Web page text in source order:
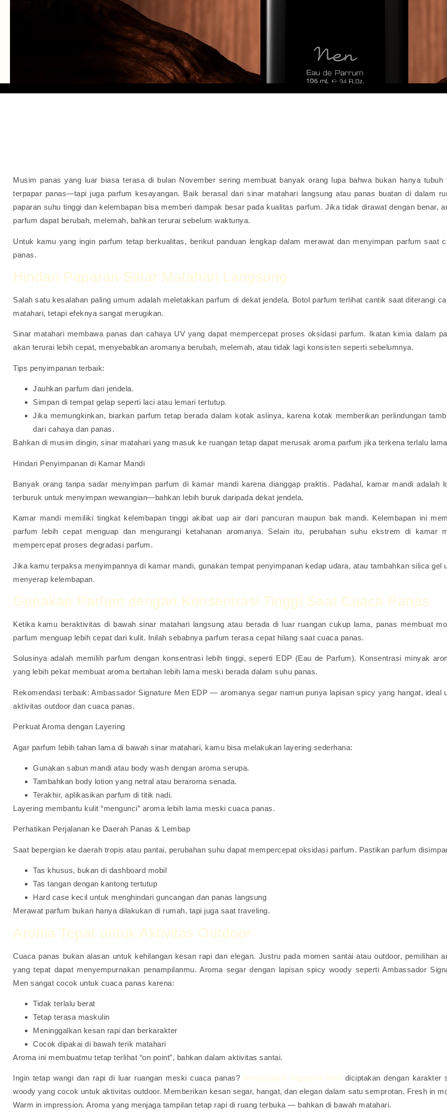
Musim panas yang luar biasa terasa di bulan November sering membuat banyak orang lupa bahwa bukan hanya tubuh
terpapar panas—tapi juga parfum kesayangan. Baik berasal dari sinar matahari langsung atau panas buatan di dalam
paparan suhu tinggi dan kelembapan bisa memberi dampak besar pada kualitas parfum. Jika tidak dirawat dengan benar,
parfum dapat berubah, melemah, bahkan terurai sebelum waktunya.
Untuk kamu yang ingin parfum tetap berkualitas, berikut panduan lengkap dalam merawat dan menyimpan parfum saat
panas.
Hindari Paparan Sinar Matahari Langsung
Salah satu kesalahan paling umum adalah meletakkan parfum di dekat jendela. Botol parfum terlihat cantik saat diterangi
matahari, tetapi efeknya sangat merugikan.
Sinar matahari membawa panas dan cahaya UV yang dapat mempercepat proses oksidasi parfum. Ikatan kimia dalam
akan terurai lebih cepat, menyebabkan aromanya berubah, melemah, atau tidak lagi konsisten seperti sebelumnya.
Tips penyimpanan terbaik:
Jauhkan parfum dari jendela.
Simpan di tempat gelap seperti laci atau lemari tertutup.
Jika memungkinkan, biarkan parfum tetap berada dalam kotak aslinya, karena kotak memberikan perlindungan
dari cahaya dan panas.
Bahkan di musim dingin, sinar matahari yang masuk ke ruangan tetap dapat merusak aroma parfum jika terkena terlalu
Hindari Penyimpanan di Kamar Mandi
Banyak orang tanpa sadar menyimpan parfum di kamar mandi karena dianggap praktis. Padahal, kamar mandi adalah
terburuk untuk menyimpan wewangian—bahkan lebih buruk daripada dekat jendela.
Kamar mandi memiliki tingkat kelembapan tinggi akibat uap air dari pancuran maupun bak mandi. Kelembapan ini
parfum lebih cepat menguap dan mengurangi ketahanan aromanya. Selain itu, perubahan suhu ekstrem di kamar
mempercepat proses degradasi parfum.
Jika kamu terpaksa menyimpannya di kamar mandi, gunakan tempat penyimpanan kedap udara, atau tambahkan silica gel
menyerap kelembapan.
Gunakan Parfum dengan Konsentrasi Tinggi Saat Cuaca Panas
Ketika kamu beraktivitas di bawah sinar matahari langsung atau berada di luar ruangan cukup lama, panas membuat
parfum menguap lebih cepat dari kulit. Inilah sebabnya parfum terasa cepat hilang saat cuaca panas.
Solusinya adalah memilih parfum dengan konsentrasi lebih tinggi, seperti EDP (Eau de Parfum). Konsentrasi minyak
yang lebih pekat membuat aroma bertahan lebih lama meski berada dalam suhu panas.
Rekomendasi terbaik: Ambassador Signature Men EDP — aromanya segar namun punya lapisan spicy yang hangat, ideal
aktivitas outdoor dan cuaca panas.
Perkuat Aroma dengan Layering
Agar parfum lebih tahan lama di bawah sinar matahari, kamu bisa melakukan layering sederhana:
Gunakan sabun mandi atau body wash dengan aroma serupa.
Tambahkan body lotion yang netral atau beraroma senada.
Terakhir, aplikasikan parfum di titik nadi.
Layering membantu kulit “mengunci” aroma lebih lama meski cuaca panas.
Perhatikan Perjalanan ke Daerah Panas & Lembap
Saat bepergian ke daerah tropis atau pantai, perubahan suhu dapat mempercepat oksidasi parfum. Pastikan parfum
Tas khusus, bukan di dashboard mobil
Tas tangan dengan kantong tertutup
Hard case kecil untuk menghindari guncangan dan panas langsung
Merawat parfum bukan hanya dilakukan di rumah, tapi juga saat traveling.
Aroma Tepat untuk Aktivitas Outdoor
Cuaca panas bukan alasan untuk kehilangan kesan rapi dan elegan. Justru pada momen santai atau outdoor, pemilihan
yang tepat dapat menyempurnakan penampilanmu. Aroma segar dengan lapisan spicy woody seperti Ambassador
Men sangat cocok untuk cuaca panas karena:
Tidak terlalu berat
Tetap terasa maskulin
Meninggalkan kesan rapi dan berkarakter
Cocok dipakai di bawah terik matahari
Aroma ini membuatmu tetap terlihat “on point”, bahkan dalam aktivitas santai.
Ingin tetap wangi dan rapi di luar ruangan meski cuaca panas? Ambassador Signature Men diciptakan dengan karakter
woody yang cocok untuk aktivitas outdoor. Memberikan kesan segar, hangat, dan elegan dalam satu semprotan. Fresh in
Warm in impression. Aroma yang menjaga tampilan tetap rapi di ruang terbuka — bahkan di bawah matahari.